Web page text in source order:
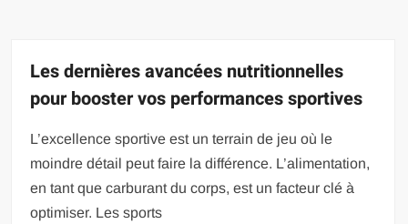
Les dernières avancées nutritionnelles
pour booster vos performances sportives
L’excellence sportive est un terrain de jeu où le
moindre détail peut faire la différence. L’alimentation,
en tant que carburant du corps, est un facteur clé à
optimiser. Les sports